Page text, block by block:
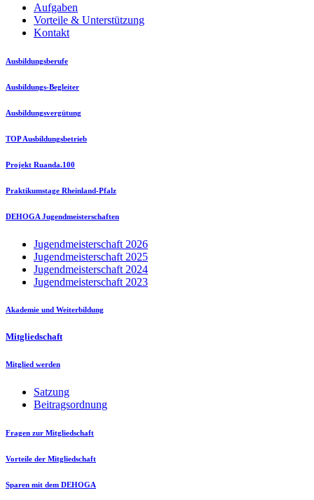
Aufgaben
Vorteile & Unterstützung
Kontakt
Ausbildungsberufe
Ausbildungs-Begleiter
Ausbildungsvergütung
TOP Ausbildungsbetrieb
Projekt Ruanda.100
Praktikumstage Rheinland-Pfalz
DEHOGA Jugendmeisterschaften
Jugendmeisterschaft 2026
Jugendmeisterschaft 2025
Jugendmeisterschaft 2024
Jugendmeisterschaft 2023
Akademie und Weiterbildung
Mitgliedschaft
Mitglied werden
Satzung
Beitragsordnung
Fragen zur Mitgliedschaft
Vorteile der Mitgliedschaft
Sparen mit dem DEHOGA